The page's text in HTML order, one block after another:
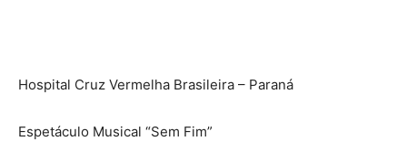
Hospital Cruz Vermelha Brasileira – Paraná
Espetáculo Musical “Sem Fim”